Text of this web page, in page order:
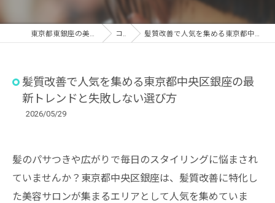
東京都東銀座の美容室ならWISTERIA ANNEX コラム 髪質改善で人気を集める東京都中央区銀座の最新トレンドと失敗しない選び方
髪質改善で人気を集める東京都中央区銀座の最
新トレンドと失敗しない選び方
2026/05/29
髪のパサつきや広がりで毎日のスタイリングに悩まされ
ていませんか？東京都中央区銀座は、髪質改善に特化し
た美容サロンが集まるエリアとして人気を集めていま